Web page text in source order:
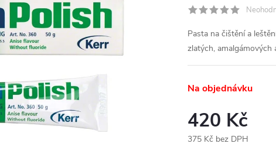
Pasta na čištění a
zlatých, amalgámových
Na objednávku
420 Kč
375 Kč bez DPH